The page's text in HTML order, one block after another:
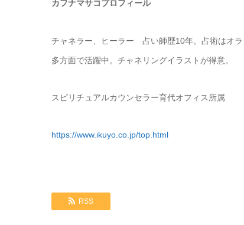
カフナマサコプロフィール
チャネラー、ヒーラー 占い師歴10年。占術はオ
多方面で活躍中。チャネリングイラストが得意。
スピリチュアルカウンセラー育代オフィス所属
https://www.ikuyo.co.jp/top.html
RSS